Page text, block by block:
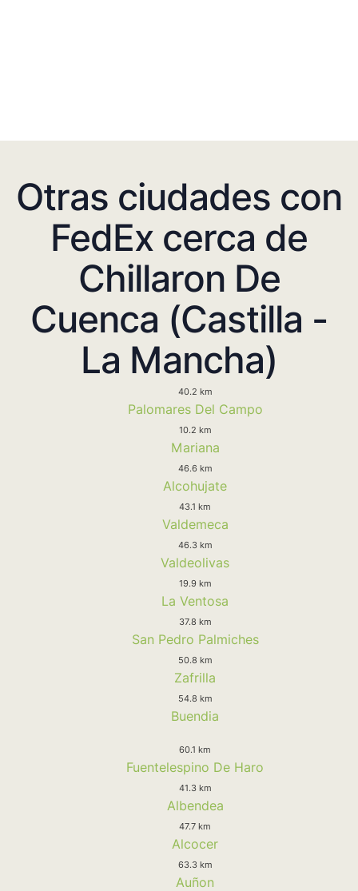
Otras ciudades con
FedEx cerca de
Chillaron De
Cuenca (Castilla -
La Mancha)
40.2 km
Palomares Del Campo
10.2 km
Mariana
46.6 km
Alcohujate
43.1 km
Valdemeca
46.3 km
Valdeolivas
19.9 km
La Ventosa
37.8 km
San Pedro Palmiches
50.8 km
Zafrilla
54.8 km
Buendia
60.1 km
Fuentelespino De Haro
41.3 km
Albendea
47.7 km
Alcocer
63.3 km
Auñon